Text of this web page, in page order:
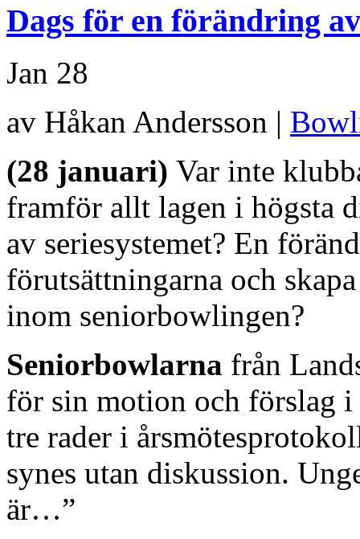
Dags för en förändring
Jan 28
av Håkan Andersson |
(28 januari) Var inte
framför allt lagen i högsta
av seriesystemet? En
förutsättningarna och
inom seniorbowlingen?
Seniorbowlarna från
för sin motion och förslag i
tre rader i
synes utan diskussion.
är…”